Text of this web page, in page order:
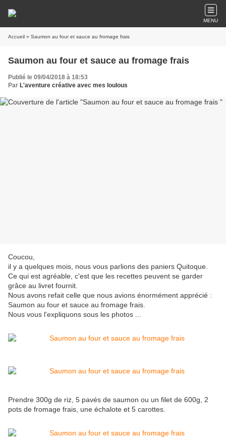
MENU
Accueil » Saumon au four et sauce au fromage frais
Saumon au four et sauce au fromage frais
Publié le 09/04/2018 à 18:53
Par L'aventure créative avec mes loulous
Coucou,
il y a quelques mois, nous vous parlions des paniers Quitoque.
Ce qui est agréable, c'est que les recettes peuvent se garder
grâce au livret fournit.
Nous avons refait celle que nous avions énormément apprécié :
Saumon au four et sauce au fromage frais.
Nous vous l'expliquons sous les photos ...
Prendre 300g de riz, 5 pavés de saumon ou un filet de 600g, 2
pots de fromage frais, une échalote et 5 carottes.